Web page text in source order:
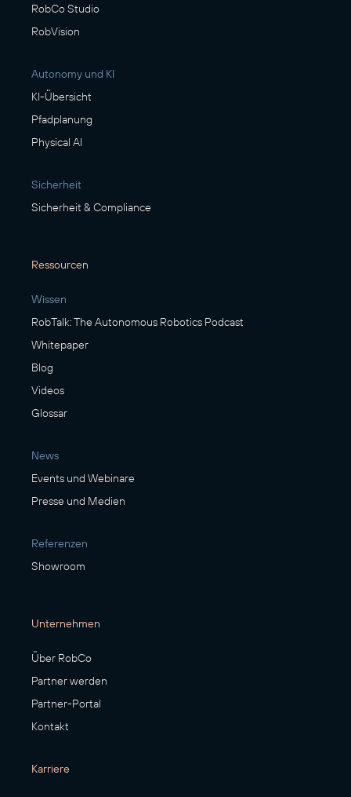
RobCo Studio
RobVision
Autonomy und KI
KI-Übersicht
Pfadplanung
Physical AI
Sicherheit
Sicherheit & Compliance
Ressourcen
Wissen
RobTalk: The Autonomous Robotics Podcast
Whitepaper
Blog
Videos
Glossar
News
Events und Webinare
Presse und Medien
Referenzen
Showroom
Unternehmen
Über RobCo
Partner werden
Partner-Portal
Kontakt
Karriere